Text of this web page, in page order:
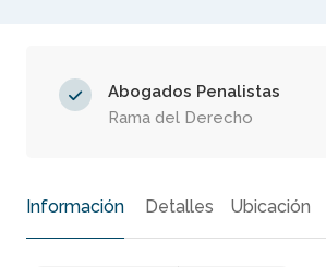
Abogados Penalistas
Rama del Derecho
Información Detalles Ubicación